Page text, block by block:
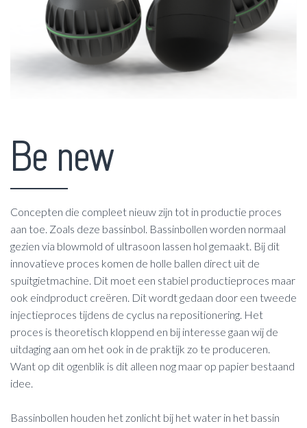
Be new
Concepten die compleet nieuw zijn tot in productie proces
aan toe. Zoals deze bassinbol. Bassinbollen worden normaal
gezien via blowmold of ultrasoon lassen hol gemaakt. Bij dit
innovatieve proces komen de holle ballen direct uit de
spuitgietmachine. Dit moet een stabiel productieproces maar
ook eindproduct creëren. Dit wordt gedaan door een tweede
injectieproces tijdens de cyclus na repositionering. Het
proces is theoretisch kloppend en bij interesse gaan wij de
uitdaging aan om het ook in de praktijk zo te produceren.
Want op dit ogenblik is dit alleen nog maar op papier bestaand
idee.
Bassinbollen houden het zonlicht bij het water in het bassin